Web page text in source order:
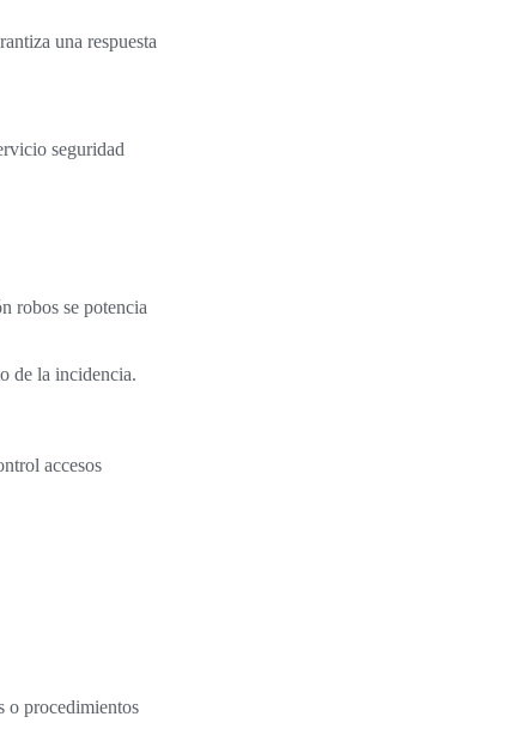
una respuesta
seguridad
robos se potencia
de la incidencia.
accesos
o procedimientos